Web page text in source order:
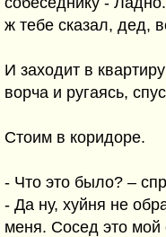
ж тебе сказал, дед,
И заходит в
ворча и ругаясь,
Стоим в коридоре.
- Что это было? –
- Да ну, хуйня не
меня. Сосед это мой